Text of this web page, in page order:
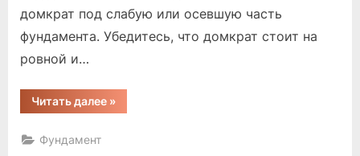
домкрат под слабую или осевшую часть
фундамента. Убедитесь, что домкрат стоит на
ровной и…
Читать далее“как
выровнять
»
Фундамент